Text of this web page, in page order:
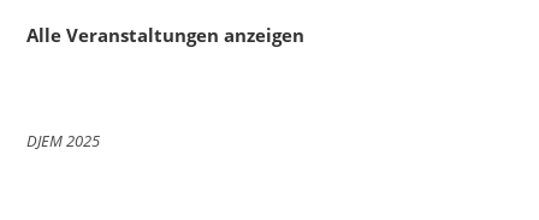
Alle Veranstaltungen anzeigen
DJEM 2025